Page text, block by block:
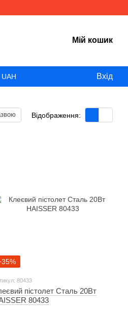
Мій кошик
UAH Вхід
Відображення:
80433
пістолет Сталь 20Вт
80433